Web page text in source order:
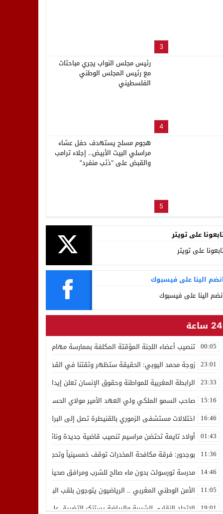
3
4
رئيس مجلس النواب يجري مباحثات
مع رئيس المجلس الوطني
الفلسطيني
5
هجوم مسلح يستهدف حفل عشاء
مراسلي البيت الأبيض.. إجلاء ترامب
والقبض على “ذئب منفرد”
على تويتر
على تويتر
الينا على فيسبوك
الينا على فيسبوك
24 ساعة
00:05 تنصيب أعضاء اللجنة المؤقتة المكلفة بممارسة مهام المجلس الوطني
23:01 زوجة محمد اليوبي: الحقيقة ستظهر وثقتنا في القضاء ثابتة
23:33 الرابطة المغربية للمواطنة وحقوق الإنسان تعلن إيداع رئيسها
15:16 صاحب السمو الملكي ولي العهد الأمير مولاي الحسن يدشن “برج
16:46 اختلالات مستشفى الزموري بالقنيطرة تصل إلى البرلمان واستقالة
01:43 أولاد تايمة تحتضن مراسيم تنصيب قاضية جديدة ونائب لوكيل الملك
11:36 بوجدور: فرقة مكافحة المخدرات توقف خمسينياً وتحجز 10 كيلوغرامات من الشيرا
14:46 مدرسة تورسولت بدون ماء صالح للشرب ومرافق صحية في وضعية
11:05 الأمن الوطني المغربي .. الرياضيون يتوجون بلقب البطولة العربية
19:01 الاتحاد النقابي للشبيبة والرياضة يستنكر التضييق على الموظفين